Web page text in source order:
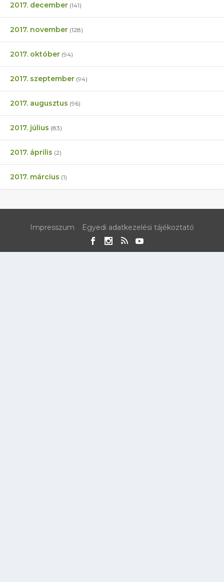
2017. december (141)
2017. november (128)
2017. október (94)
2017. szeptember (94)
2017. augusztus (96)
2017. július (83)
2017. április (2)
2017. március (1)
Impresszum Egyedi adatkezelési tájékoztató